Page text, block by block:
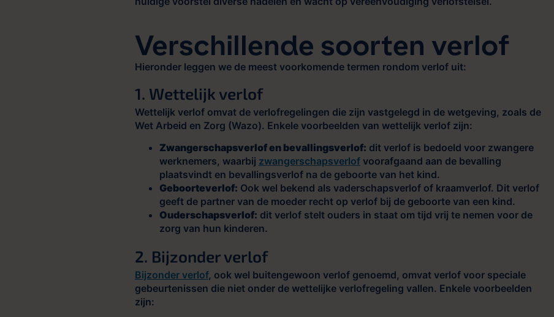
Verschillende soorten verlof
Hieronder leggen we de meest voorkomende termen rondom verlof uit:
1. Wettelijk verlof
Wettelijk verlof omvat de verlofregelingen die zijn vastgelegd in de wetgeving, zoals de
Wet Arbeid en Zorg (Wazo). Enkele voorbeelden van wettelijk verlof zijn:
Zwangerschapsverlof en bevallingsverlof: dit verlof is bedoeld voor zwangere
werknemers, waarbij zwangerschapsverlof voorafgaand aan de bevalling
plaatsvindt en bevallingsverlof na de geboorte van het kind.
Geboorteverlof: Ook wel bekend als vaderschapsverlof of kraamverlof. Dit verlof
geeft de partner van de moeder recht op verlof bij de geboorte van een kind.
Ouderschapsverlof: dit verlof stelt ouders in staat om tijd vrij te nemen voor de
zorg van hun kinderen.
2. Bijzonder verlof
Bijzonder verlof, ook wel buitengewoon verlof genoemd, omvat verlof voor speciale
gebeurtenissen die niet onder de wettelijke verlofregeling vallen. Enkele voorbeelden
zijn: